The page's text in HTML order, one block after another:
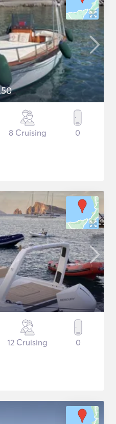
8 Cruising 0
12 Cruising 0